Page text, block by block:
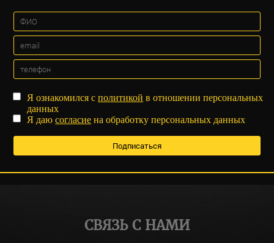
Я ознакомился сполитикой в отношении персональных
данных
Я даюсогласие на обработку персональных данных
СВЯЗЬ С НАМИ